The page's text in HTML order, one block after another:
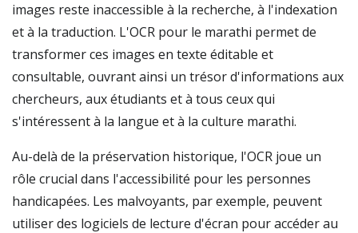
images reste inaccessible à la recherche, à l'indexation
et à la traduction. L'OCR pour le marathi permet de
transformer ces images en texte éditable et
consultable, ouvrant ainsi un trésor d'informations aux
chercheurs, aux étudiants et à tous ceux qui
s'intéressent à la langue et à la culture marathi.
Au-delà de la préservation historique, l'OCR joue un
rôle crucial dans l'accessibilité pour les personnes
handicapées. Les malvoyants, par exemple, peuvent
utiliser des logiciels de lecture d'écran pour accéder au